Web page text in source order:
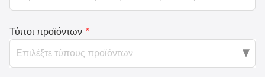
Τύποι προϊόντων *